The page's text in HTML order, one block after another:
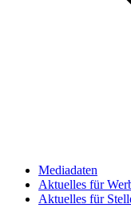
Mediadaten
Aktuelles für
Aktuelles für